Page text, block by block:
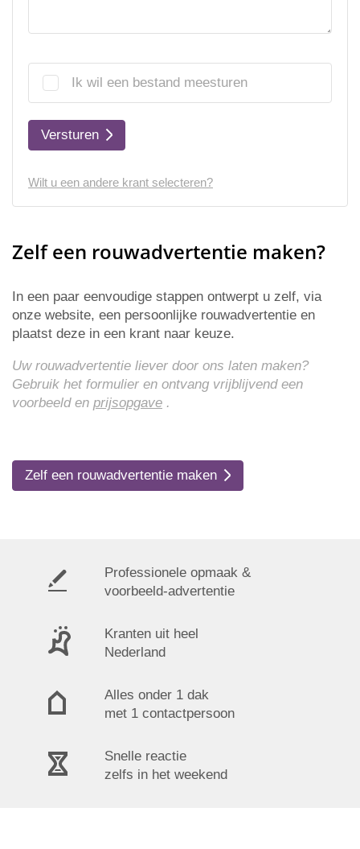
Ik wil een bestand meesturen
Versturen
Wilt u een andere krant selecteren?
Zelf een rouwadvertentie maken?
In een paar eenvoudige stappen ontwerpt u zelf, via
onze website, een persoonlijke rouwadvertentie en
plaatst deze in een krant naar keuze.
Uw rouwadvertentie liever door ons laten maken?
Gebruik het formulier en ontvang vrijblijvend een
voorbeeld en prijsopgave .
Zelf een rouwadvertentie maken
Professionele opmaak &
voorbeeld-advertentie
Kranten uit heel
Nederland
Alles onder 1 dak
met 1 contactpersoon
Snelle reactie
zelfs in het weekend